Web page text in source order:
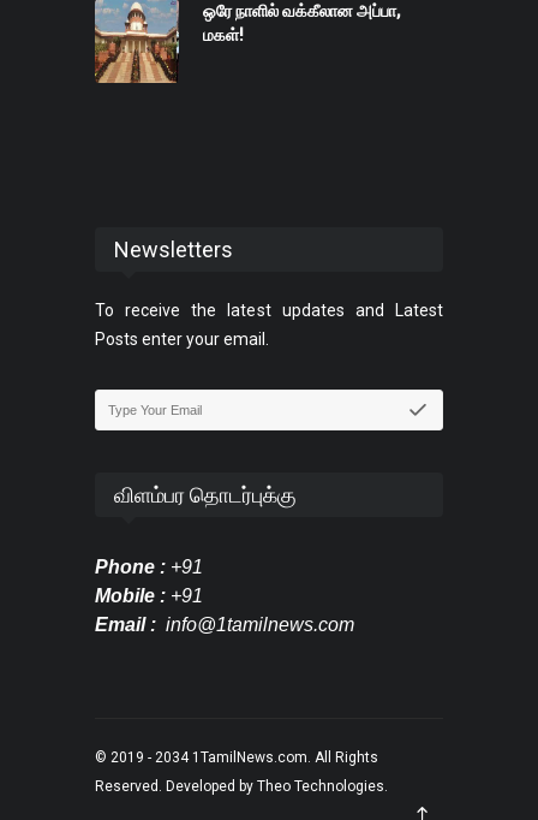
ஒரே நாளில் வக்கீலான அப்பா,
மகள்!
Newsletters
To receive the latest updates and Latest
Posts enter your email.
விளம்பர தொடர்புக்கு
Phone : +91
Mobile : +91
Email : info@1tamilnews.com
© 2019 - 2034 1TamilNews.com. All Rights
Reserved. Developed by Theo Technologies.